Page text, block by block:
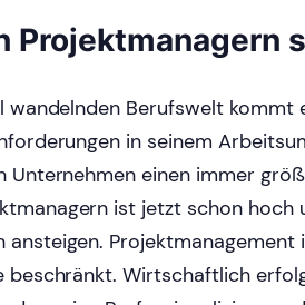
Projektmanagern
wandelnden Berufswelt kommt
in seinem
einen immer
ist jetzt schon hoch
ansteigen.
beschränkt. Wirtschaftlich